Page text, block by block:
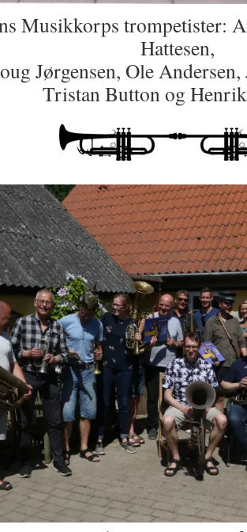
Musikkorps trompetister:
Hattesen,
Jørgensen, Ole
Tristan Button og